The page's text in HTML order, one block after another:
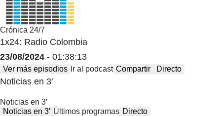
Crónica 24/7
1x24: Radio Colombia
23/08/2024 - 01:38:13
Ver más episodios Ir al podcast Compartir Directo
Noticias en 3′
Noticias en 3′
Noticias en 3′ Últimos programas Directo